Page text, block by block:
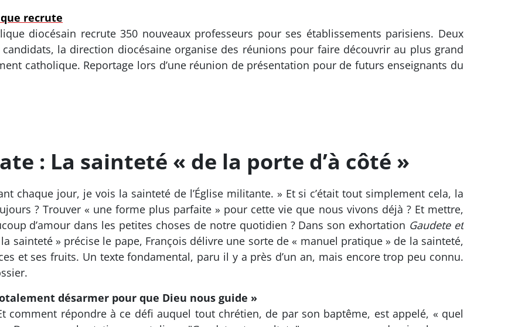
recrute
diocésain recrute 350 nouveaux professeurs pour ses établissements parisiens. Deux
la direction diocésaine organise des réunions pour faire découvrir au plus grand
catholique. Reportage lors d’une réunion de présentation pour de futurs enseignants du
: La sainteté « de la porte d’à côté »
chaque jour, je vois la sainteté de l’Église militante. » Et si c’était tout simplement cela, la
? Trouver « une forme plus parfaite » pour cette vie que nous vivons déjà ? Et mettre,
d’amour dans les petites choses de notre quotidien ? Dans son exhortation Gaudete et
sainteté » précise le pape, François délivre une sorte de « manuel pratique » de la sainteté,
et ses fruits. Un texte fondamental, paru il y a près d’un an, mais encore trop peu connu.
désarmer pour que Dieu nous guide »
Et comment répondre à ce défi auquel tout chrétien, de par son baptême, est appelé, « quel